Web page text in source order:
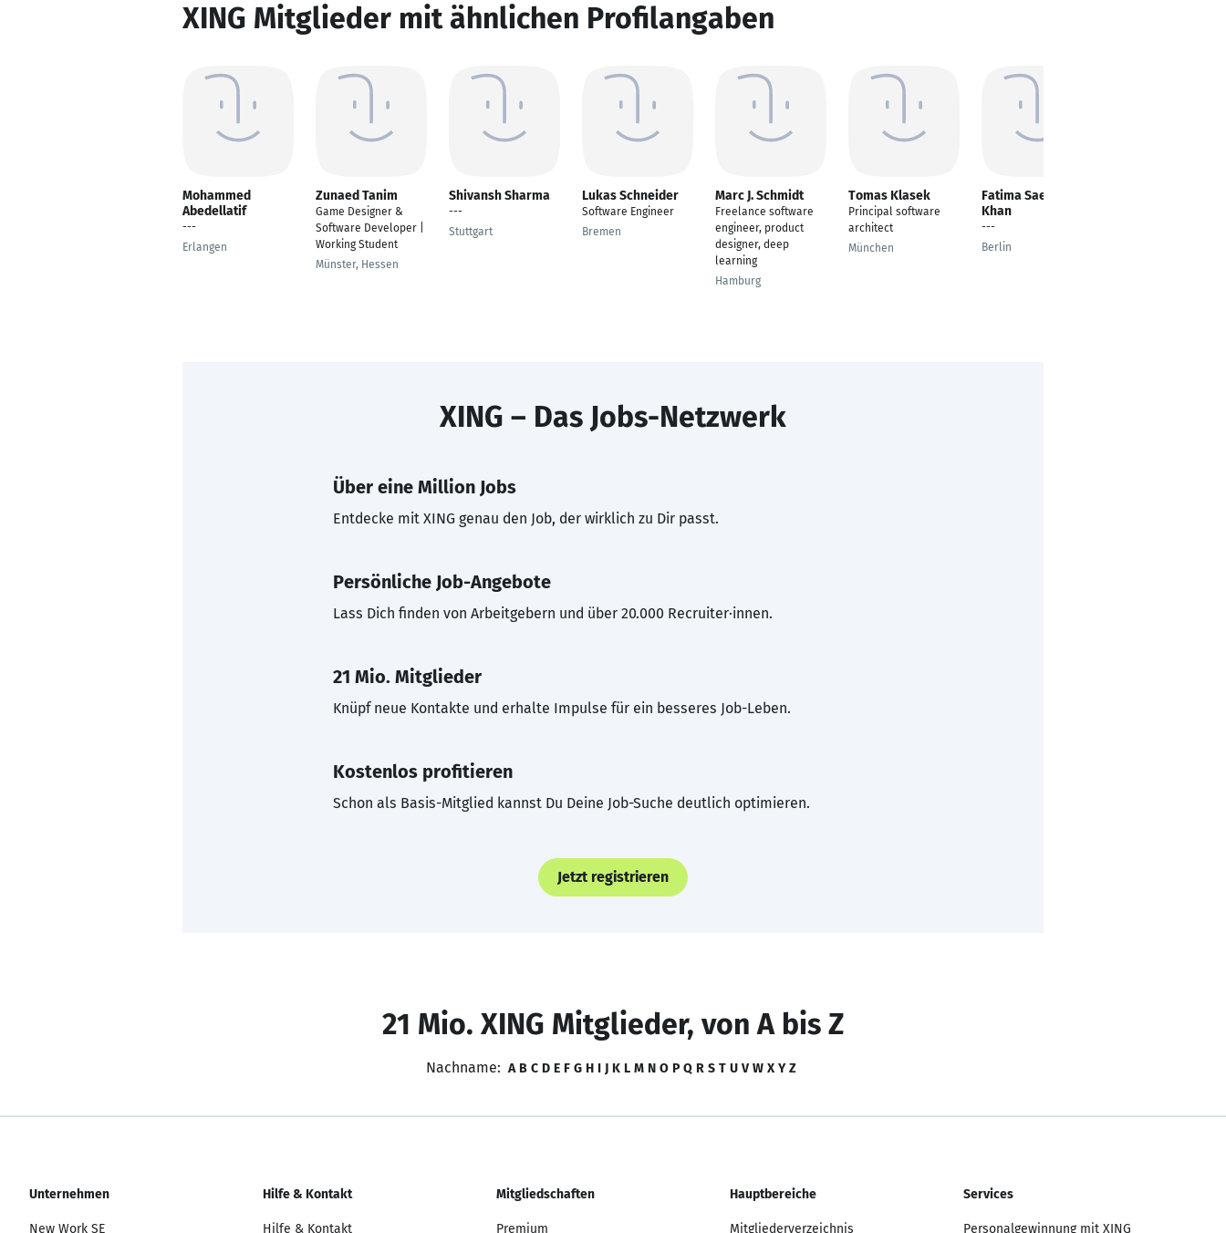
XING Mitglieder mit ähnlichen Profilangaben
Mohammed
Abedellatif
---
Erlangen
Zunaed Tanim
Game Designer &
Software Developer |
Working Student
Münster, Hessen
Shivansh Sharma
---
Stuttgart
Lukas Schneider
Software Engineer
Bremen
Marc J. Schmidt
Freelance software
engineer, product
designer, deep
learning
Hamburg
Tomas Klasek
Principal software
architect
München
Fatima Saeed
Khan
---
Berlin
XING – Das Jobs-Netzwerk
Über eine Million Jobs
Entdecke mit XING genau den Job, der wirklich zu Dir passt.
Persönliche Job-Angebote
Lass Dich finden von Arbeitgebern und über 20.000 Recruiter·innen.
21 Mio. Mitglieder
Knüpf neue Kontakte und erhalte Impulse für ein besseres Job-Leben.
Kostenlos profitieren
Schon als Basis-Mitglied kannst Du Deine Job-Suche deutlich optimieren.
Jetzt registrieren
21 Mio. XING Mitglieder, von A bis Z
Nachname: A B C D E F G H I J K L M N O P Q R S T U V W X Y Z
Unternehmen
New Work SE
Hilfe & Kontakt
Hilfe & Kontakt
Mitgliedschaften
Premium
Hauptbereiche
Mitgliederverzeichnis
Services
Personalgewinnung mit XING